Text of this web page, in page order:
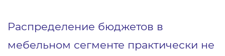
Распределение бюджетов в
мебельном сегменте практически не